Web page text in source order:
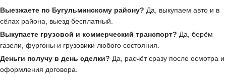
Выезжаете по Бугульминскому району? Да, выкупаем авто и в
сёлах района, выезд бесплатный.
Выкупаете грузовой и коммерческий транспорт? Да, берём
газели, фургоны и грузовики любого состояния.
Деньги получу в день сделки? Да, расчёт сразу после осмотра и
оформления договора.